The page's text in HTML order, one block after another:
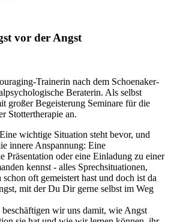
vor der Angst
Trainerin nach dem Schoenaker-
Beraterin. Als selbst
großer Begeisterung Seminare für die
Stottertherapie an.
wichtige Situation steht bevor, und
innere Anspannung: Eine
Präsentation oder eine Einladung zu einer
kennst - alles Sprechsituationen,
oft gemeistert hast und doch ist da
mit der Du Dir gerne selbst im Weg
wir uns damit, wie Angst